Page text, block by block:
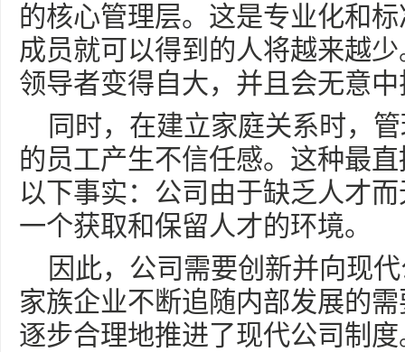
的核心管理层。这是专业化和
成员就可以得到的人将越来越
领导者变得自大，并且会无意
同时，在建立家庭关系时，
的员工产生不信任感。这种最
以下事实：公司由于缺乏人才
一个获取和保留人才的环境。
因此，公司需要创新并向现
家族企业不断追随内部发展的
逐步合理地推进了现代公司制